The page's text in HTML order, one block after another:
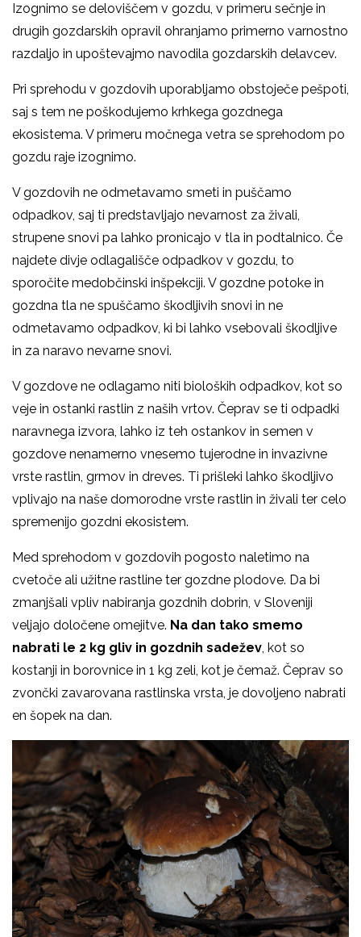
Izognimo se deloviščem v gozdu, v primeru sečnje in
drugih gozdarskih opravil ohranjamo primerno varnostno
razdaljo in upoštevajmo navodila gozdarskih delavcev.
Pri sprehodu v gozdovih uporabljamo obstoječe pešpoti,
saj s tem ne poškodujemo krhkega gozdnega
ekosistema. V primeru močnega vetra se sprehodom po
gozdu raje izognimo.
V gozdovih ne odmetavamo smeti in puščamo
odpadkov, saj ti predstavljajo nevarnost za živali,
strupene snovi pa lahko pronicajo v tla in podtalnico. Če
najdete divje odlagališče odpadkov v gozdu, to
sporočite medobčinski inšpekciji. V gozdne potoke in
gozdna tla ne spuščamo škodljivih snovi in ne
odmetavamo odpadkov, ki bi lahko vsebovali škodljive
in za naravo nevarne snovi.
V gozdove ne odlagamo niti bioloških odpadkov, kot so
veje in ostanki rastlin z naših vrtov. Čeprav se ti odpadki
naravnega izvora, lahko iz teh ostankov in semen v
gozdove nenamerno vnesemo tujerodne in invazivne
vrste rastlin, grmov in dreves. Ti prišleki lahko škodljivo
vplivajo na naše domorodne vrste rastlin in živali ter celo
spremenijo gozdni ekosistem.
Med sprehodom v gozdovih pogosto naletimo na
cvetoče ali užitne rastline ter gozdne plodove. Da bi
zmanjšali vpliv nabiranja gozdnih dobrin, v Sloveniji
veljajo določene omejitve. Na dan tako smemo
nabrati le 2 kg gliv in gozdnih sadežev, kot so
kostanji in borovnice in 1 kg zeli, kot je čemaž. Čeprav so
zvončki zavarovana rastlinska vrsta, je dovoljeno nabrati
en šopek na dan.